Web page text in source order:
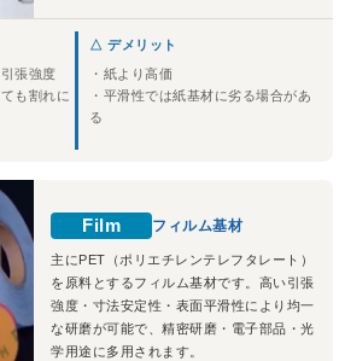
張強度
も割れに
△ デメリット
・紙より高価
・平滑性では紙基材に劣る場合があ
る
Film フィルム基材
主にPET（ポリエチレンテレフタレート）
を原料とするフィルム基材です。高い引張
強度・寸法安定性・表面平滑性により均一
な研磨が可能で、精密研磨・電子部品・光
学用途に多用されます。